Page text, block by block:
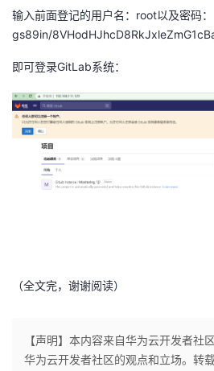
输入前面登记的用户名：root以及密码：
gs89in/
即可登录GitLab系统：
（全文完，谢谢阅读）
【声明】本内容来自华为云开发者社
华为云开发者社区的观点和立场。转